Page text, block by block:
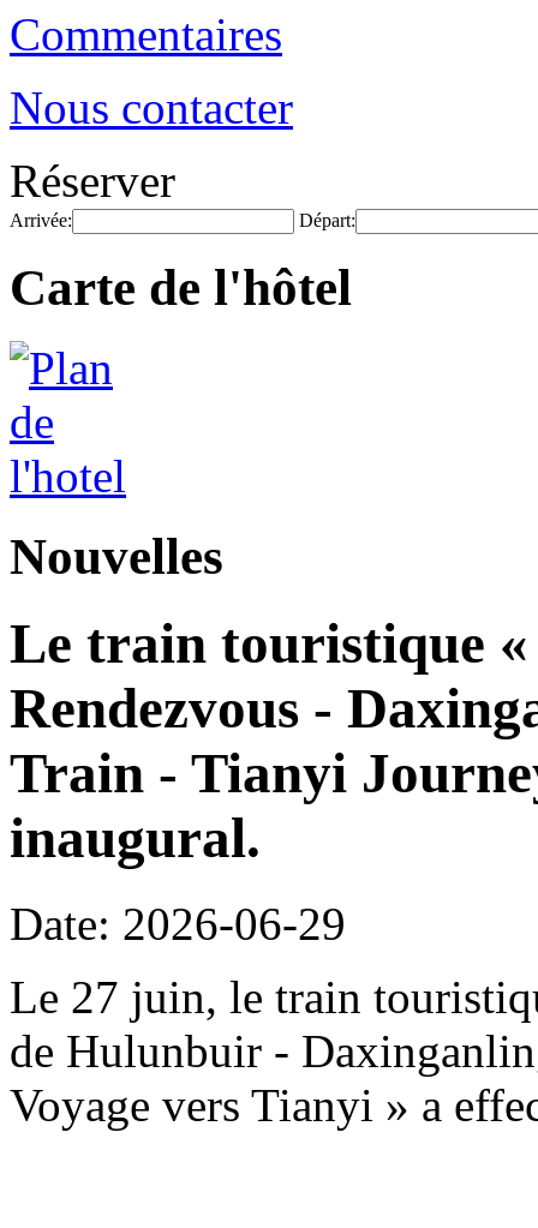
Commentaires
Nous contacter
Réserver
Arrivée: Départ:
Carte de l'hôtel
Nouvelles
Le train touristique
Rendezvous -
Train - Tianyi
inaugural.
Date: 2026-06-29
Le 27 juin, le train
de Hulunbuir -
Voyage vers Tianyi » a